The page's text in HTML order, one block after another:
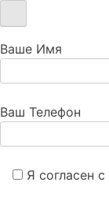
Ваше Имя
Ваш Телефон
Я согласен с